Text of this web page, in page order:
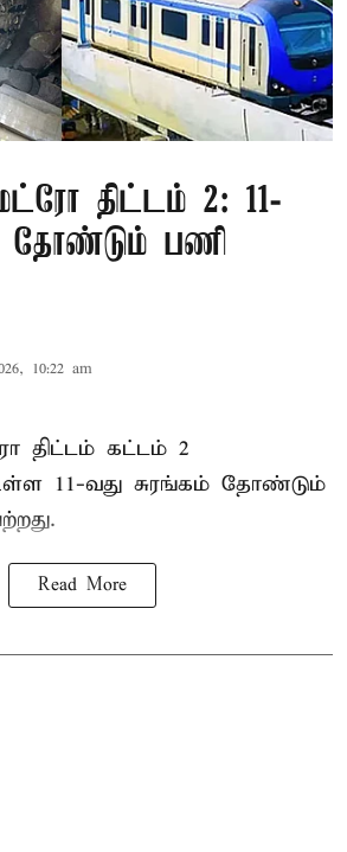
திட்டம் 2: 11-
தோண்டும் பணி
10:22 am
திட்டம் கட்டம் 2
11-வது சுரங்கம் தோண்டும்
Read More